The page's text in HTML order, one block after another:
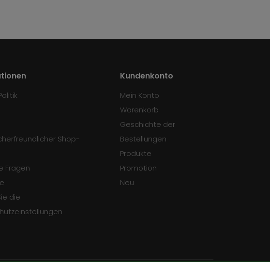
Shop-
Fragen
die
Kundenkonto
Mein Konto
Warenkorb
Geschichte der
Bestellungen
Produkte
Promotion
Neu